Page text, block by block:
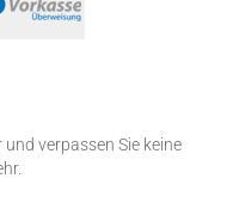
verpassen Sie keine